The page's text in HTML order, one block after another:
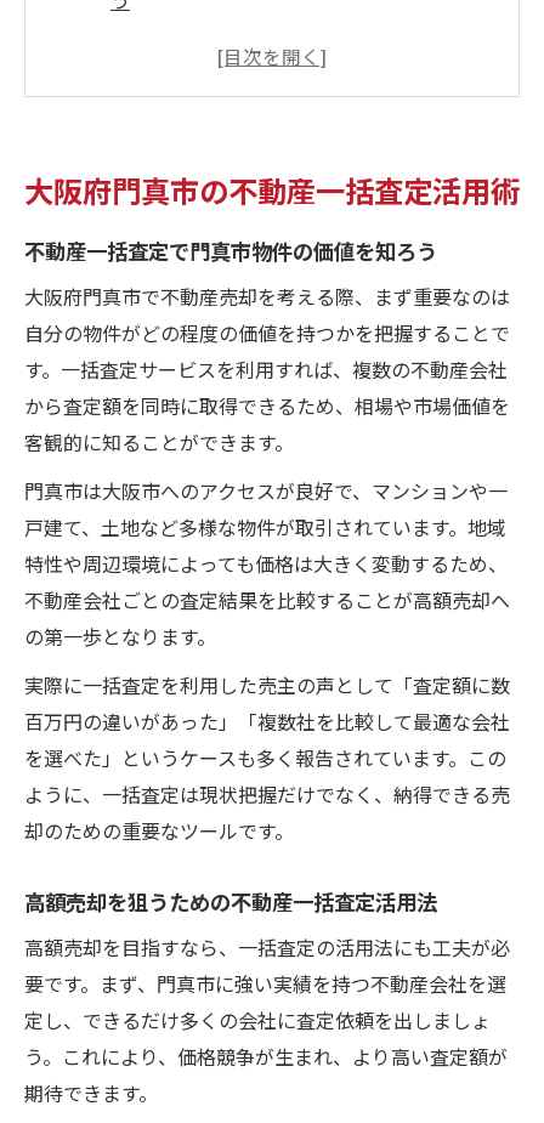
高額売却を狙うための不動産一括査定活用
不動産一括査定が門真市売却に有利な理由
物件タイプ別にみる不動産一括査定の活用
高額売却を目指すなら不動産一括査定が鍵
高額売却を実現する不動産一括査定の秘訣
門真市で不動産一括査定を選ぶ判断基準
不動産一括査定が高額売却に繋がる理由と
は
高値売却を叶える不動産一括査定の賢い使
い方
門真市で不動産一括査定を有効活用する方
法
査定額アップを狙う門真市物件の戦略
不動産一括査定で査定額を上げる準備のコ
ツ
門真市物件を高額査定へ導くポイントとは
不動産一括査定に強い売主が実践する戦略
工夫
門真市で物件の魅力を伝える不動産一括査
定法
不動産一括査定の選び方と成功のコツ
信頼できる不動産一括査定サービスの選び
方
大阪府門真市の不動産一括査定活用術
不動産一括査定で門真市物件の価値を知ろう
大阪府門真市で不動産売却を考える際、まず重要なのは
自分の物件がどの程度の価値を持つかを把握することで
す。一括査定サービスを利用すれば、複数の不動産会社
から査定額を同時に取得できるため、相場や市場価値を
客観的に知ることができます。
門真市は大阪市へのアクセスが良好で、マンションや一
戸建て、土地など多様な物件が取引されています。地域
特性や周辺環境によっても価格は大きく変動するため、
不動産会社ごとの査定結果を比較することが高額売却へ
の第一歩となります。
実際に一括査定を利用した売主の声として「査定額に数
百万円の違いがあった」「複数社を比較して最適な会社
を選べた」というケースも多く報告されています。この
ように、一括査定は現状把握だけでなく、納得できる売
却のための重要なツールです。
高額売却を狙うための不動産一括査定活用法
高額売却を目指すなら、一括査定の活用法にも工夫が必
要です。まず、門真市に強い実績を持つ不動産会社を選
定し、できるだけ多くの会社に査定依頼を出しましょ
う。これにより、価格競争が生まれ、より高い査定額が
期待できます。